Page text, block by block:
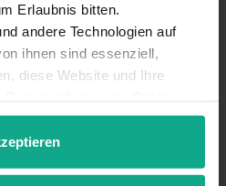
Erlaubnis bitten.
andere Technologien auf
ihnen sind essenziell,
diese Website und Ihre
(z. B. IP-Adressen), z. B. für
Inhalte oder Anzeigen- und
über die